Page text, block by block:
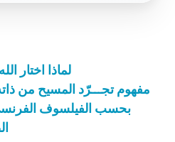
لماذا اختار
مفهوم تجـــرّد المسيح من
بحسب الفيلسوف